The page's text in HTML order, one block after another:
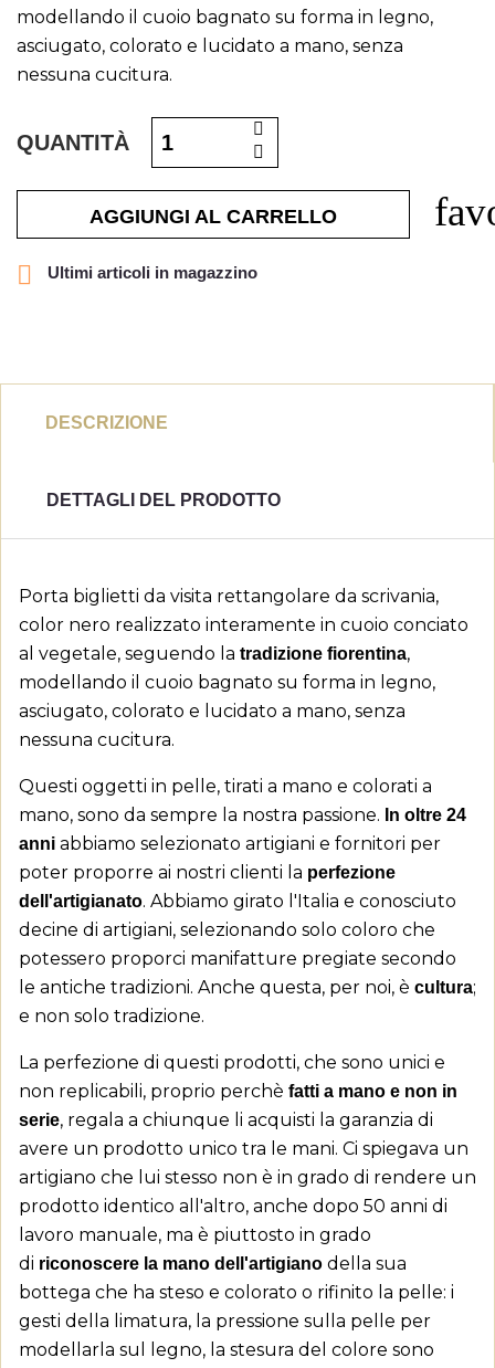
modellando il cuoio bagnato su forma in legno,
asciugato, colorato e lucidato a mano, senza
nessuna cucitura.
QUANTITÀ
AGGIUNGI AL CARRELLO
 Ultimi articoli in magazzino
DESCRIZIONE
DETTAGLI DEL PRODOTTO
Porta biglietti da visita rettangolare da scrivania,
color nero realizzato interamente in cuoio conciato
al vegetale, seguendo la tradizione fiorentina,
modellando il cuoio bagnato su forma in legno,
asciugato, colorato e lucidato a mano, senza
nessuna cucitura.
Questi oggetti in pelle, tirati a mano e colorati a
mano, sono da sempre la nostra passione. In oltre 24
anni abbiamo selezionato artigiani e fornitori per
poter proporre ai nostri clienti la perfezione
dell'artigianato. Abbiamo girato l'Italia e conosciuto
decine di artigiani, selezionando solo coloro che
potessero proporci manifatture pregiate secondo
le antiche tradizioni. Anche questa, per noi, è cultura;
e non solo tradizione.
La perfezione di questi prodotti, che sono unici e
non replicabili, proprio perchè fatti a mano e non in
serie, regala a chiunque li acquisti la garanzia di
avere un prodotto unico tra le mani. Ci spiegava un
artigiano che lui stesso non è in grado di rendere un
prodotto identico all'altro, anche dopo 50 anni di
lavoro manuale, ma è piuttosto in grado
di riconoscere la mano dell'artigiano della sua
bottega che ha steso e colorato o rifinito la pelle: i
gesti della limatura, la pressione sulla pelle per
modellarla sul legno, la stesura del colore sono